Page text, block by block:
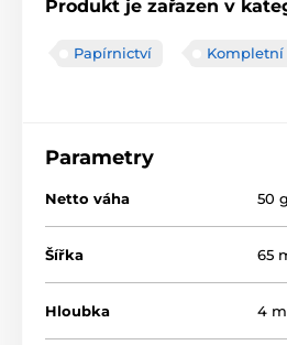
Produkt je zařazen v
Papírnictví
Parametry
Netto váha 50 g
Šířka 65
Hloubka 4